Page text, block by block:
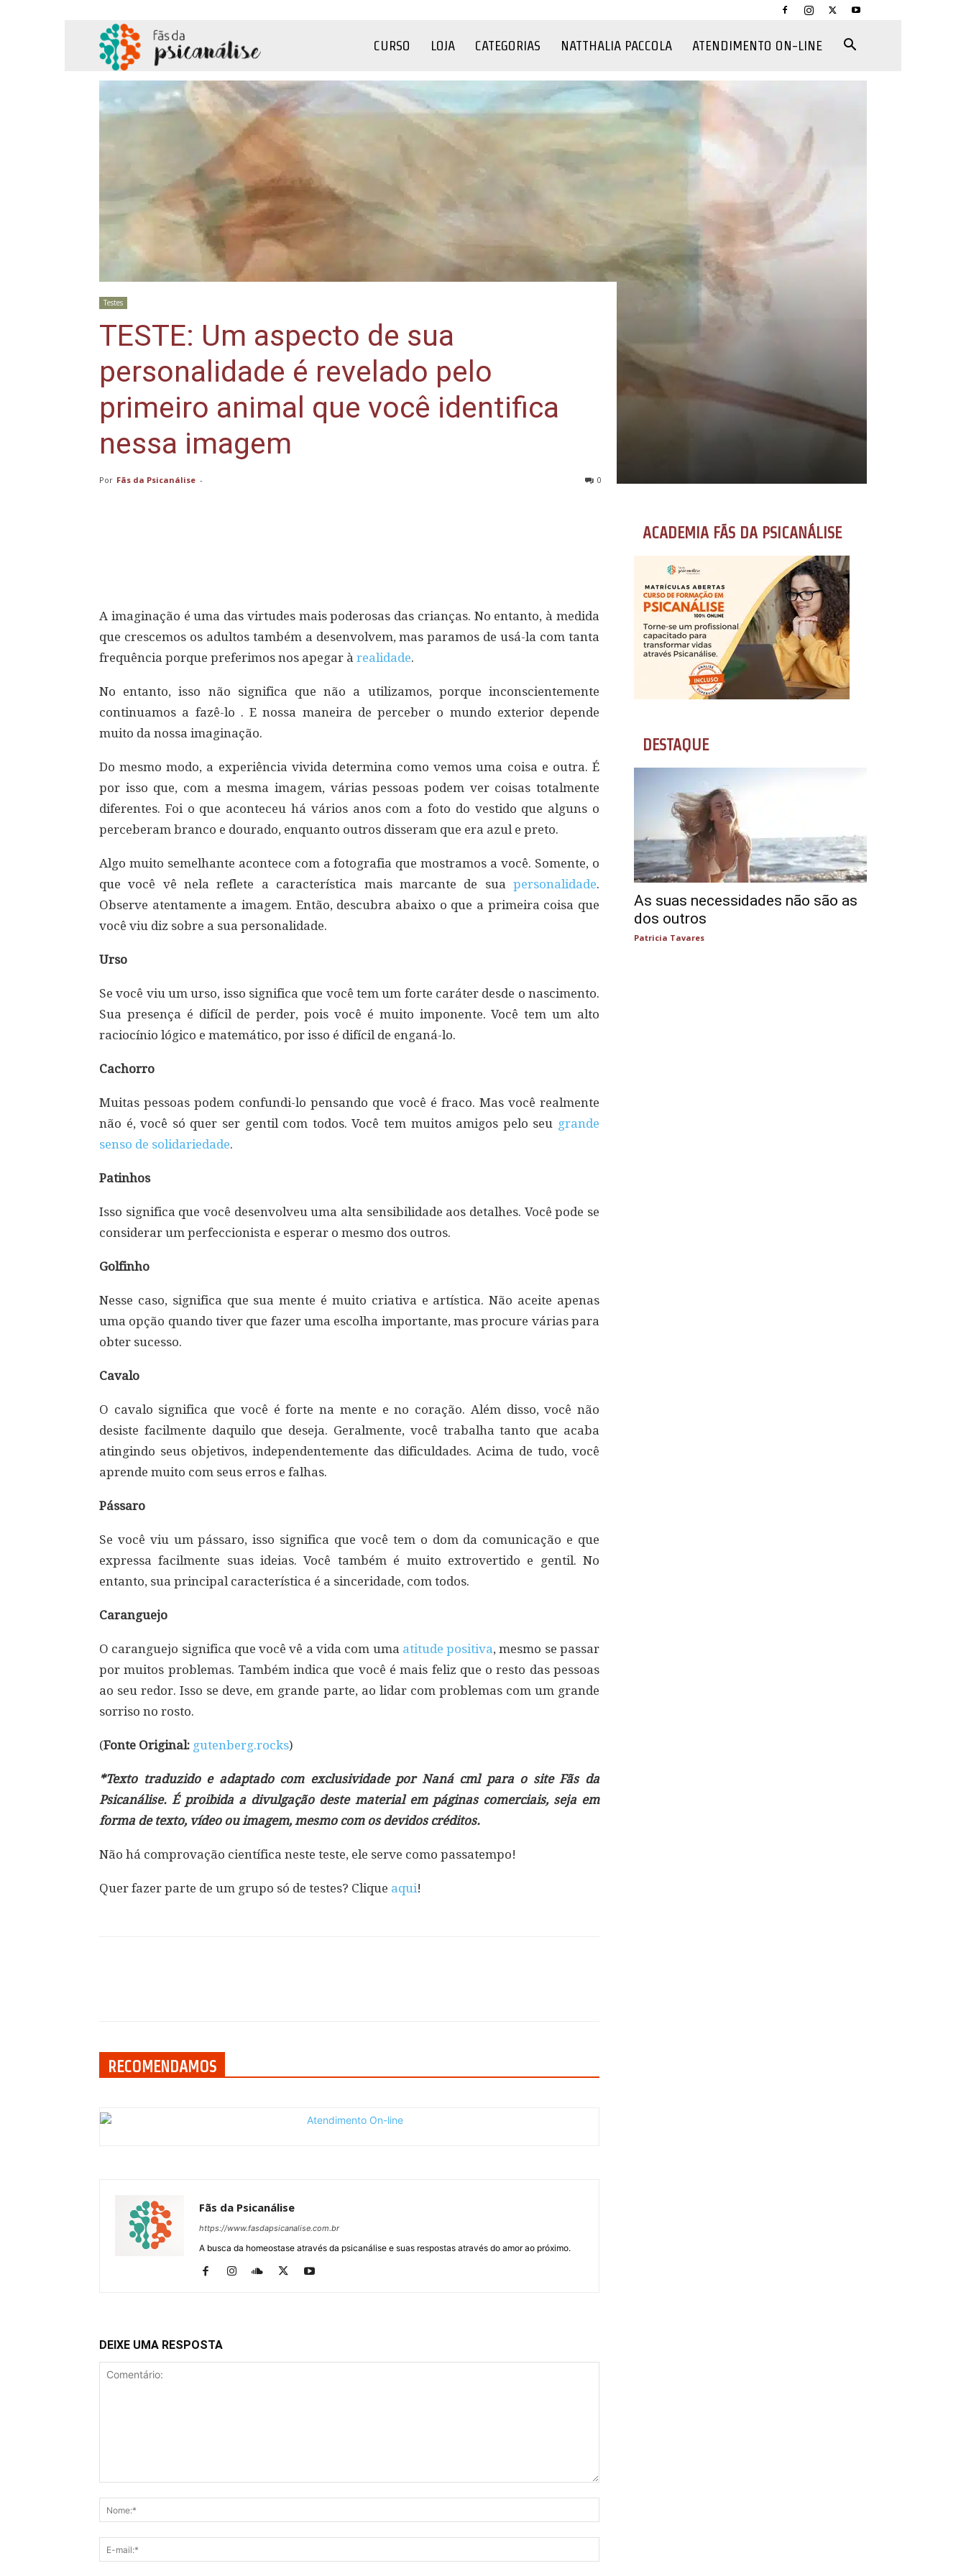
da
Psicanálise
CURSO LOJA CATEGORIAS NATTHALIA PACCOLA ATENDIMENTO ON-LINE
Testes
TESTE: Um aspecto de sua
personalidade é revelado pelo
primeiro animal que você identifica
nessa imagem
Por Fãs da Psicanálise - 0
A imaginação é uma das virtudes mais poderosas das crianças. No entanto, à medida
que crescemos os adultos também a desenvolvem, mas paramos de usá-la com tanta
frequência porque preferimos nos apegar à realidade.
No entanto, isso não significa que não a utilizamos, porque inconscientemente
continuamos a fazê-lo . E nossa maneira de perceber o mundo exterior depende
muito da nossa imaginação.
Do mesmo modo, a experiência vivida determina como vemos uma coisa e outra. É
por isso que, com a mesma imagem, várias pessoas podem ver coisas totalmente
diferentes. Foi o que aconteceu há vários anos com a foto do vestido que alguns o
perceberam branco e dourado, enquanto outros disseram que era azul e preto.
Algo muito semelhante acontece com a fotografia que mostramos a você. Somente, o
que você vê nela reflete a característica mais marcante de sua personalidade.
Observe atentamente a imagem. Então, descubra abaixo o que a primeira coisa que
você viu diz sobre a sua personalidade.
Urso
Se você viu um urso, isso significa que você tem um forte caráter desde o nascimento.
Sua presença é difícil de perder, pois você é muito imponente. Você tem um alto
raciocínio lógico e matemático, por isso é difícil de enganá-lo.
Cachorro
Muitas pessoas podem confundi-lo pensando que você é fraco. Mas você realmente
não é, você só quer ser gentil com todos. Você tem muitos amigos pelo seu grande
senso de solidariedade.
Patinhos
Isso significa que você desenvolveu uma alta sensibilidade aos detalhes. Você pode se
considerar um perfeccionista e esperar o mesmo dos outros.
Golfinho
Nesse caso, significa que sua mente é muito criativa e artística. Não aceite apenas
uma opção quando tiver que fazer uma escolha importante, mas procure várias para
obter sucesso.
Cavalo
O cavalo significa que você é forte na mente e no coração. Além disso, você não
desiste facilmente daquilo que deseja. Geralmente, você trabalha tanto que acaba
atingindo seus objetivos, independentemente das dificuldades. Acima de tudo, você
aprende muito com seus erros e falhas.
Pássaro
Se você viu um pássaro, isso significa que você tem o dom da comunicação e que
expressa facilmente suas ideias. Você também é muito extrovertido e gentil. No
entanto, sua principal característica é a sinceridade, com todos.
Caranguejo
O caranguejo significa que você vê a vida com uma atitude positiva, mesmo se passar
por muitos problemas. Também indica que você é mais feliz que o resto das pessoas
ao seu redor. Isso se deve, em grande parte, ao lidar com problemas com um grande
sorriso no rosto.
(Fonte Original: gutenberg.rocks)
*Texto traduzido e adaptado com exclusividade por Naná cml para o site Fãs da
Psicanálise. É proibida a divulgação deste material em páginas comerciais, seja em
forma de texto, vídeo ou imagem, mesmo com os devidos créditos.
Não há comprovação científica neste teste, ele serve como passatempo!
Quer fazer parte de um grupo só de testes? Clique aqui!
RECOMENDAMOS
Fãs da Psicanálise
https://www.fasdapsicanalise.com.br
A busca da homeostase através da psicanálise e suas respostas através do amor ao próximo.
DEIXE UMA RESPOSTA
ACADEMIA FÃS DA PSICANÁLISE
DESTAQUE
As suas necessidades não são as
dos outros
Patricia Tavares